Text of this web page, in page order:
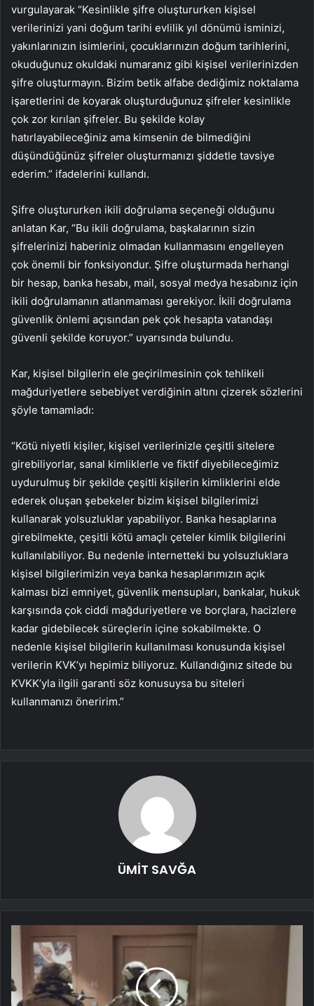
vurgulayarak “Kesinlikle şifre oluştururken kişisel
verilerinizi yani doğum tarihi evlilik yıl dönümü isminizi,
yakınlarınızın isimlerini, çocuklarınızın doğum tarihlerini,
okuduğunuz okuldaki numaranız gibi kişisel verilerinizden
şifre oluşturmayın. Bizim betik alfabe dediğimiz noktalama
işaretlerini de koyarak oluşturduğunuz şifreler kesinlikle
çok zor kırılan şifreler. Bu şekilde kolay
hatırlayabileceğiniz ama kimsenin de bilmediğini
düşündüğünüz şifreler oluşturmanızı şiddetle tavsiye
ederim.” ifadelerini kullandı.
Şifre oluştururken ikili doğrulama seçeneği olduğunu
anlatan Kar, “Bu ikili doğrulama, başkalarının sizin
şifrelerinizi haberiniz olmadan kullanmasını engelleyen
çok önemli bir fonksiyondur. Şifre oluşturmada herhangi
bir hesap, banka hesabı, mail, sosyal medya hesabınız için
ikili doğrulamanın atlanmaması gerekiyor. İkili doğrulama
güvenlik önlemi açısından pek çok hesapta vatandaşı
güvenli şekilde koruyor.” uyarısında bulundu.
Kar, kişisel bilgilerin ele geçirilmesinin çok tehlikeli
mağduriyetlere sebebiyet verdiğinin altını çizerek sözlerini
şöyle tamamladı:
“Kötü niyetli kişiler, kişisel verilerinizle çeşitli sitelere
girebiliyorlar, sanal kimliklerle ve fiktif diyebileceğimiz
uydurulmuş bir şekilde çeşitli kişilerin kimliklerini elde
ederek oluşan şebekeler bizim kişisel bilgilerimizi
kullanarak yolsuzluklar yapabiliyor. Banka hesaplarına
girebilmekte, çeşitli kötü amaçlı çeteler kimlik bilgilerini
kullanılabiliyor. Bu nedenle internetteki bu yolsuzluklara
kişisel bilgilerimizin veya banka hesaplarımızın açık
kalması bizi emniyet, güvenlik mensupları, bankalar, hukuk
karşısında çok ciddi mağduriyetlere ve borçlara, hacizlere
kadar gidebilecek süreçlerin içine sokabilmekte. O
nedenle kişisel bilgilerin kullanılması konusunda kişisel
verilerin KVK’yı hepimiz biliyoruz. Kullandığınız sitede bu
KVKK’yla ilgili garanti söz konusuysa bu siteleri
kullanmanızı öneririm.”
ÜMİT SAVĞA